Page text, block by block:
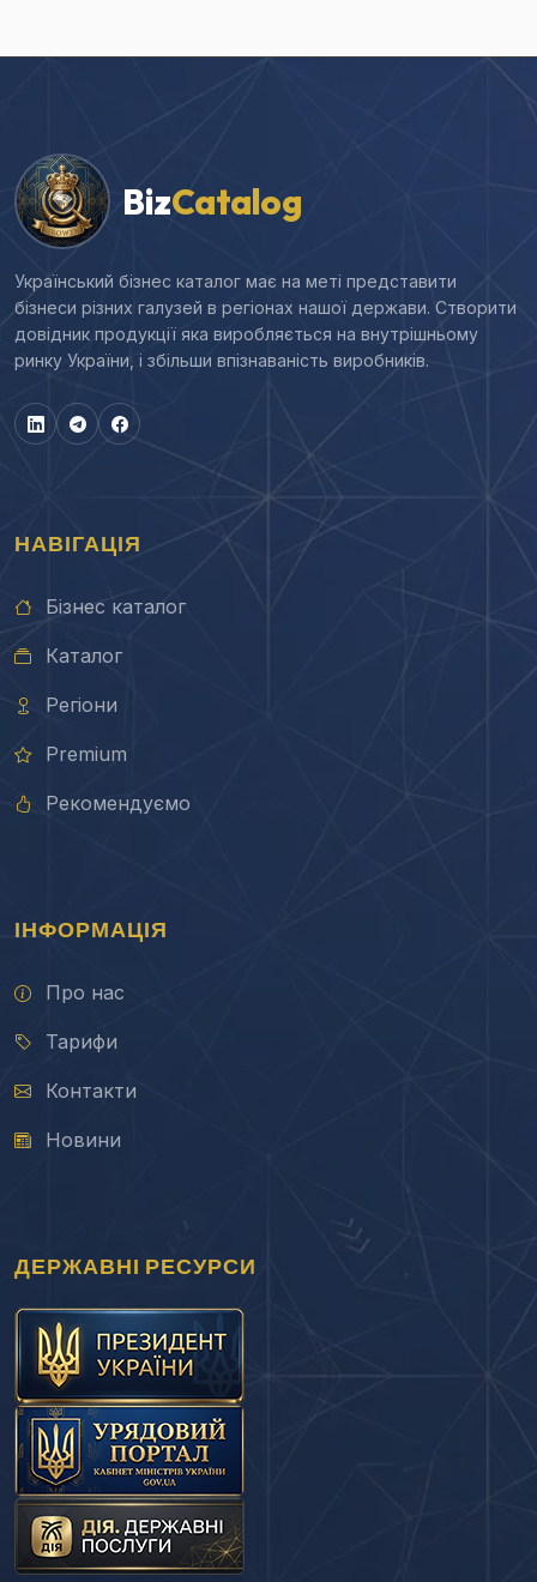
BizCatalog
Український бізнес каталог має на меті представити
бізнеси різних галузей в регіонах нашої держави. Створити
довідник продукції яка виробляється на внутрішньому
ринку України, і збільши впізнаваність виробників.
НАВІГАЦІЯ
Бізнес каталог
Каталог
Регіони
Premium
Рекомендуємо
ІНФОРМАЦІЯ
Про нас
Тарифи
Контакти
Новини
ДЕРЖАВНІ РЕСУРСИ